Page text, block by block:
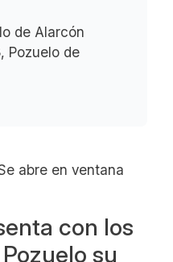
de Alarcón
Pozuelo de
con los
su